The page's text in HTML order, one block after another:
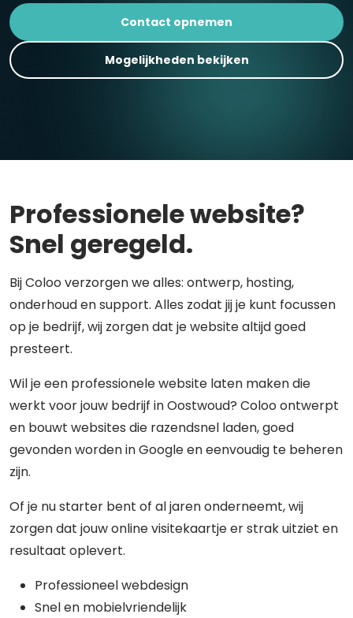
Contact opnemen
Mogelijkheden bekijken
Professionele website?
Snel geregeld.
Bij Coloo verzorgen we alles: ontwerp, hosting,
onderhoud en support. Alles zodat jij je kunt focussen
op je bedrijf, wij zorgen dat je website altijd goed
presteert.
Wil je een professionele website laten maken die
werkt voor jouw bedrijf in Oostwoud? Coloo ontwerpt
en bouwt websites die razendsnel laden, goed
gevonden worden in Google en eenvoudig te beheren
zijn.
Of je nu starter bent of al jaren onderneemt, wij
zorgen dat jouw online visitekaartje er strak uitziet en
resultaat oplevert.
Professioneel webdesign
Snel en mobielvriendelijk